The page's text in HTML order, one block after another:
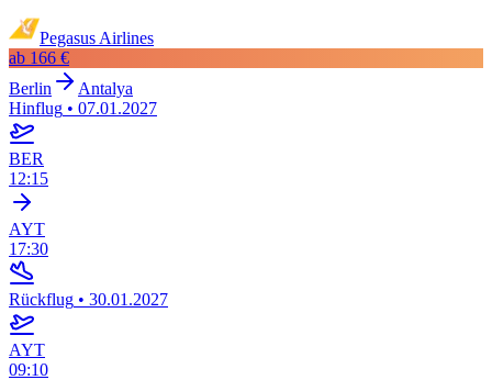
Pegasus Airlines
ab 166 €
Berlin
Antalya
Hinflug • 07.01.2027
BER
12:15
AYT
17:30
Rückflug • 30.01.2027
AYT
09:10